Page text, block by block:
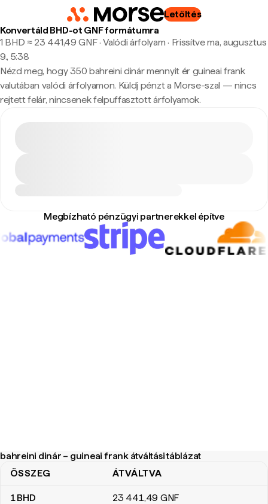
Letöltés
Konvertáld BHD-ot GNF formátumra
1 BHD ≈ 23 441,49 GNF · Valódi árfolyam · Frissítve ma, augusztus
9., 5:38
Nézd meg, hogy 350 bahreini dinár mennyit ér guineai frank
valutában valódi árfolyamon. Küldj pénzt a Morse-szal — nincs
rejtett felár, nincsenek felpuffasztott árfolyamok.
Megbízható pénzügyi partnerekkel építve
bahreini dinár – guineai frank átváltási táblázat
bahreini dinár – guineai frank átváltási táblázat
ÖSSZEG ÁTVÁLTVA
1BHD 23 441,49 GNF